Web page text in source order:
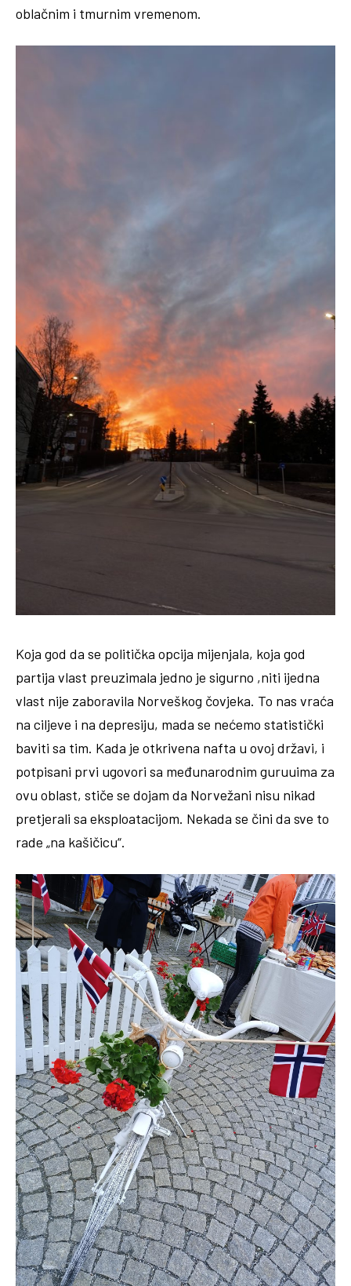
oblačnim i tmurnim vremenom.
Koja god da se politička opcija mijenjala, koja god
partija vlast preuzimala jedno je sigurno ,niti ijedna
vlast nije zaboravila Norveškog čovjeka. To nas vraća
na ciljeve i na depresiju, mada se nećemo statistički
baviti sa tim. Kada je otkrivena nafta u ovoj državi, i
potpisani prvi ugovori sa međunarodnim guruuima za
ovu oblast, stiče se dojam da Norvežani nisu nikad
pretjerali sa eksploatacijom. Nekada se čini da sve to
rade „na kašičicu“.